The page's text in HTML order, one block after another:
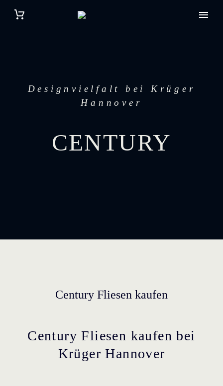
Designvielfalt bei Krüger
Hannover
CENTURY
Century Fliesen kaufen
Century Fliesen kaufen bei
Krüger Hannover